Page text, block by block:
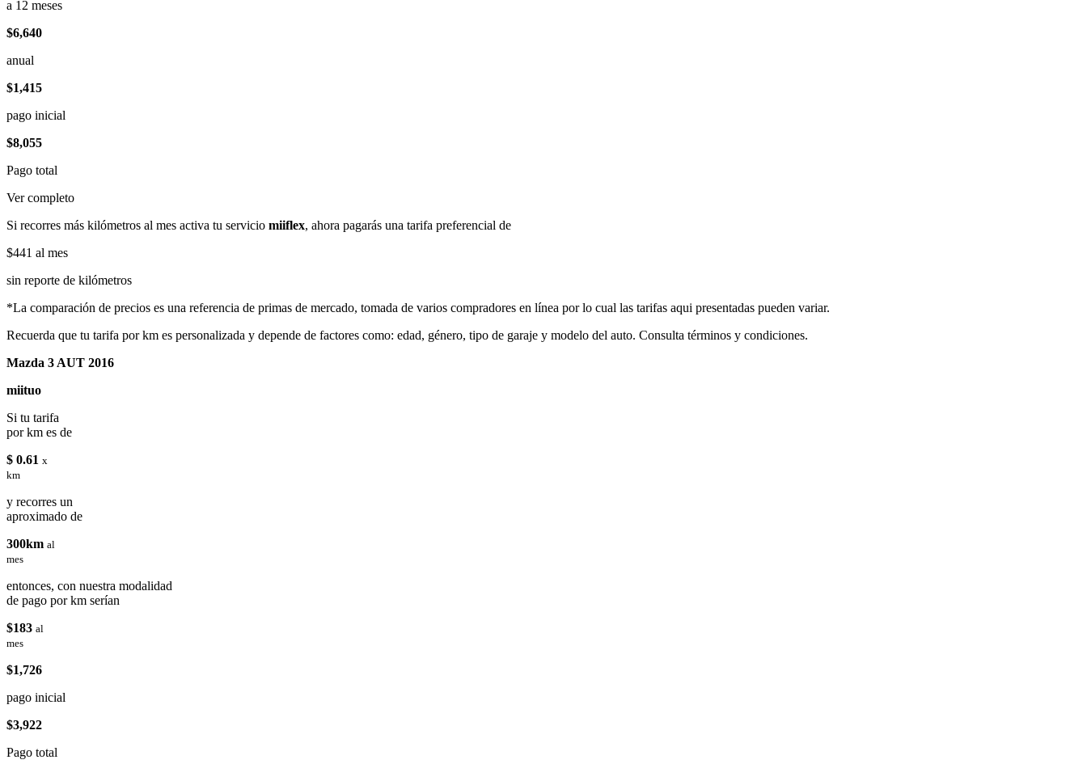
a 12 meses
$6,640
anual
$1,415
pago inicial
$8,055
Pago total
Ver completo
Si recorres más kilómetros al mes activa tu servicio miiflex, ahora pagarás una tarifa preferencial de
$441 al mes
sin reporte de kilómetros
*La comparación de precios es una referencia de primas de mercado, tomada de varios compradores en línea por lo cual las tarifas aqui presentadas pueden variar.
Recuerda que tu tarifa por km es personalizada y depende de factores como: edad, género, tipo de garaje y modelo del auto. Consulta términos y condiciones.
Mazda 3 AUT 2016
miituo
Si tu tarifa
por km es de
$ 0.61 x
km
y recorres un
aproximado de
300km al
mes
entonces, con nuestra modalidad
de pago por km serían
$183 al
mes
$1,726
pago inicial
$3,922
Pago total